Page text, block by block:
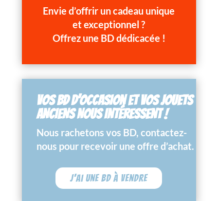
Envie d’offrir un cadeau unique
et exceptionnel ?
Offrez une BD dédicacée !
VOS BD D’OCCASION ET VOS JOUETS
ANCIENS NOUS INTÉRESSENT !
Nous rachetons vos BD, contactez-
nous pour recevoir une offre d’achat.
J'ai une BD à vendre